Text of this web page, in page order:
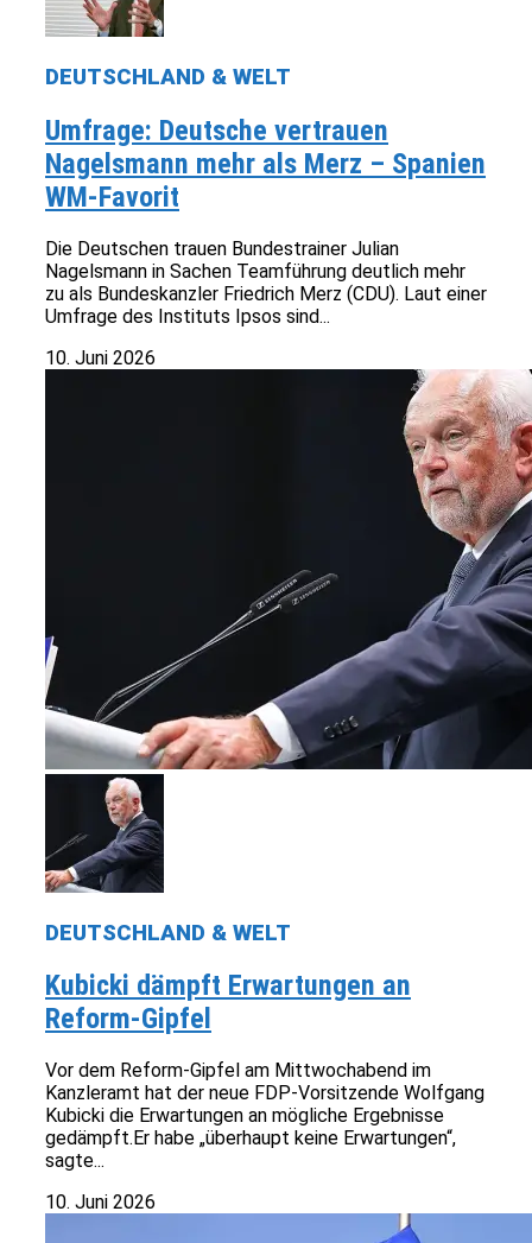
DEUTSCHLAND & WELT
Umfrage: Deutsche vertrauen
Nagelsmann mehr als Merz – Spanien
WM-Favorit
Die Deutschen trauen Bundestrainer Julian
Nagelsmann in Sachen Teamführung deutlich mehr
zu als Bundeskanzler Friedrich Merz (CDU). Laut einer
Umfrage des Instituts Ipsos sind...
10. Juni 2026
DEUTSCHLAND & WELT
Kubicki dämpft Erwartungen an
Reform-Gipfel
Vor dem Reform-Gipfel am Mittwochabend im
Kanzleramt hat der neue FDP-Vorsitzende Wolfgang
Kubicki die Erwartungen an mögliche Ergebnisse
gedämpft.Er habe „überhaupt keine Erwartungen“,
sagte...
10. Juni 2026